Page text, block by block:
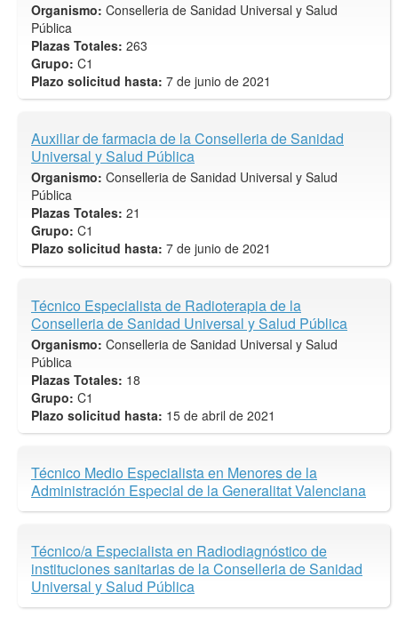
Organismo: Conselleria de Sanidad Universal y Salud
Pública
Plazas Totales: 263
Grupo: C1
Plazo solicitud hasta: 7 de junio de 2021
Auxiliar de farmacia de la Conselleria de Sanidad
Universal y Salud Pública
Organismo: Conselleria de Sanidad Universal y Salud
Pública
Plazas Totales: 21
Grupo: C1
Plazo solicitud hasta: 7 de junio de 2021
Técnico Especialista de Radioterapia de la
Conselleria de Sanidad Universal y Salud Pública
Organismo: Conselleria de Sanidad Universal y Salud
Pública
Plazas Totales: 18
Grupo: C1
Plazo solicitud hasta: 15 de abril de 2021
Técnico Medio Especialista en Menores de la
Administración Especial de la Generalitat Valenciana
Técnico/a Especialista en Radiodiagnóstico de
instituciones sanitarias de la Conselleria de Sanidad
Universal y Salud Pública